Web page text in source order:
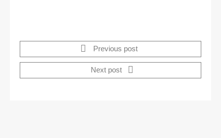
Previous post
Next post